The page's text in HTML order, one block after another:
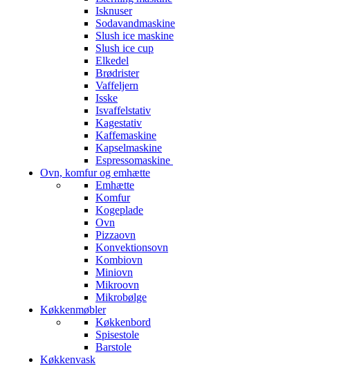
Isknuser
Sodavandmaskine
Slush ice maskine
Slush ice cup
Elkedel
Brødrister
Vaffeljern
Isske
Isvaffelstativ
Kagestativ
Kaffemaskine
Kapselmaskine
Espressomaskine
Ovn, komfur og emhætte
Emhætte
Komfur
Kogeplade
Ovn
Pizzaovn
Konvektionsovn
Kombiovn
Miniovn
Mikroovn
Mikrobølge
Køkkenmøbler
Køkkenbord
Spisestole
Barstole
Køkkenvask